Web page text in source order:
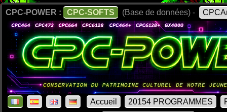
CPC-POWER : CPC-SOFTS (Base de données) -
Accueil 20154 PROGRAMMES